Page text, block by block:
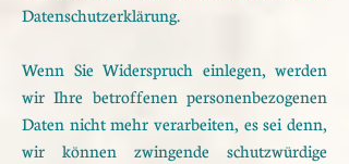
Datenschutzerklärung.
Wenn Sie Widerspruch einlegen, werden
wir Ihre betroffenen personenbezogenen
Daten nicht mehr verarbeiten, es sei denn,
wir können zwingende schutzwürdige